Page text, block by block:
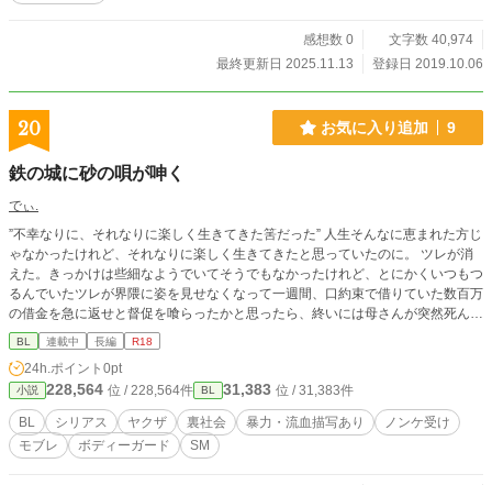
感想数 0
文字数 40,974
最終更新日 2025.11.13
登録日 2019.10.06
20 お気に入り追加 9
鉄の城に砂の唄が呻く
でぃ.
”不幸なりに、それなりに楽しく生きてきた筈だった” 人生そんなに恵まれた方じ
ゃなかったけれど、それなりに楽しく生きてきたと思っていたのに。 ツレが消
えた。きっかけは些細なようでいてそうでもなかったけれど、とにかくいつもつ
るんでいたツレが界隈に姿を見せなくなって一週間、口約束で借りていた数百万
の借金を急に返せと督促を喰らったかと思ったら、終いには母さんが突然死ん
だ。 人生の坂を急転直下で転がり落ちて、地べたに激突した俺は何が悲しいか
って、借金がどうとか、自分の身の上がどうとか、そんな事微塵も効いていなか
ったけれど、とにかく。 独りぼっちになってしまった。だから。 傘も差せない
雨の中、コンクリートジャングルの中で、俺は。 生きることが、どうでも良く
なってしまった。 不幸なりにそれなりの人生だった主人公が天涯孤独の身にな
った事をきっかけに自暴自棄に陥り、自分の命を売る選択をした。 身を呈して
誰かの盾になる。 それがお金になって、誰かの命が助かって、それで。 俺の命
BL 連載中 長編 R18
24h.ポイント 0pt
小説 228,564 位 / 228,564件 BL 31,383 位 / 31,383件
BL シリアス ヤクザ 裏社会 暴力・流血描写あり
ノンケ受け
モブレ
ボディーガード SM